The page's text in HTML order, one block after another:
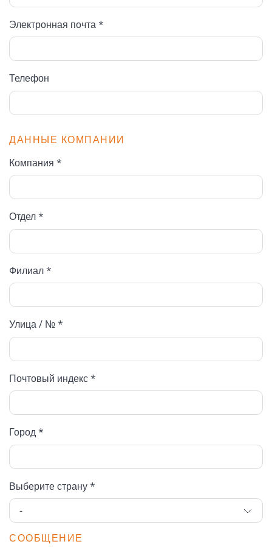
Электронная почта *
Телефон
ДАННЫЕ КОМПАНИИ
Компания *
Отдел *
Филиал *
Улица / № *
Почтовый индекс *
Город *
Выберите страну *
СООБЩЕНИЕ